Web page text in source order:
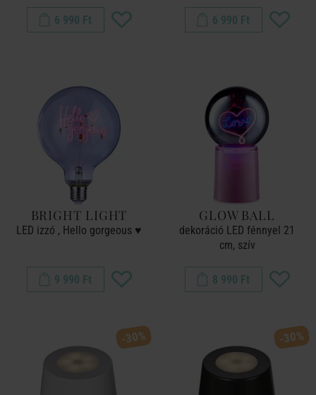
6 990 Ft 6 990 Ft
BRIGHT LIGHT
LED izzó , Hello gorgeous ♥
9 990 Ft
GLOW BALL
dekoráció LED fénnyel 21
cm, szív
8 990 Ft
-30% -30%